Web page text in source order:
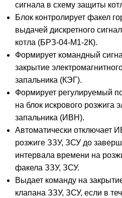
сигнала в схему защиты
Блок контролирует факел
выдачей дискретного
котла (БРЗ-04-М1-2К).
Формирует командный
закрытие
запальника (КЭГ).
Формирует регулируемый
на блок искрового розжига
запальника (ИВН).
Автоматически отключает
розжиге ЗЗУ, ЗСУ до
интервала времени на
факела ЗЗУ, ЗСУ.
Выдает команду на
клапана ЗЗУ, ЗСУ, если в